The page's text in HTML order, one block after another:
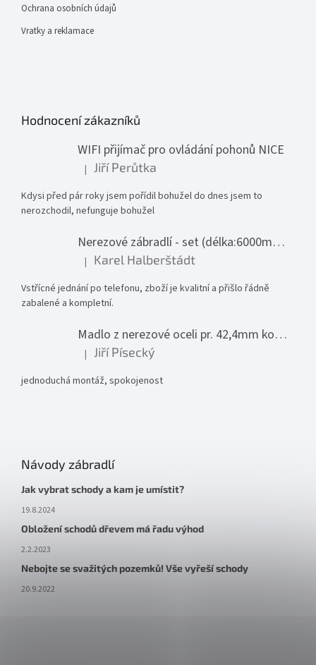
Ochrana osobních údajů
Vratky a reklamace
Hodnocení zákazníků
WIFI přijímač pro ovládání pohonů NICE
Hodnocení produktu je 1 z 5 hvězdiček.
| Jiří Perůtka
Kdysi před pár roky jsem pořídil bohužel do dnes jsem to
nerozchodil, nefunguje bohužel
Nerezové zábradlí - set (délka:6000mm x výška:1000mm)
Hodnocení produktu je 5 z 5 hvězdiček.
| Karel Halberštádt
Vstřícné jednání po telefonu, zboží je kvalitní a přišlo řádně
zabalené a kompletní.
Madlo z nerezové oceli pr. 42,4mm komplet - model 0116 - 3000mm
Hodnocení produktu je 5 z 5 hvězdiček.
| Jiří Písecký
jednoduchá montáž, spokojenost
Návody zábradlí
Jak vybrat schody a kam je umístit?
19.8.2024
Obložení schodů dřevem má řadu výhod
2.2.2023
Nebojte se svažitých pozemků! Vše vyřeší schody
20.9.2022